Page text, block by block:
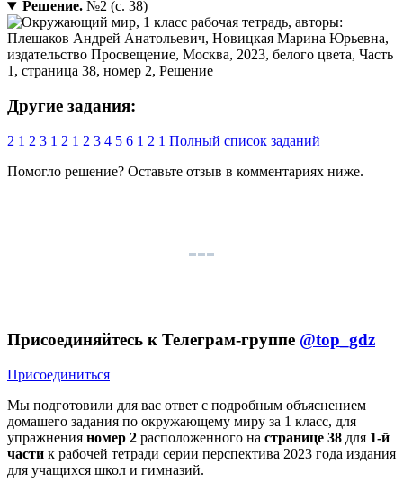
Решение.№2 (с. 38)
Другие задания:
2 1 2 3 1 2 1 2 3 4 5 6 1 2 1 Полный список заданий
Помогло решение? Оставьте отзыв в комментариях ниже.
Присоединяйтесь к Телеграм-группе @top_gdz
Присоединиться
Мы подготовили для вас ответ c подробным объяснением
домашего задания по окружающему миру за 1 класс, для
упражнения номер 2 расположенного на странице 38 для 1-й
части к рабочей тетради серии перспектива 2023 года издания
для учащихся школ и гимназий.